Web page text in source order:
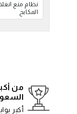
نظام منع
المكابح
من
أكبر